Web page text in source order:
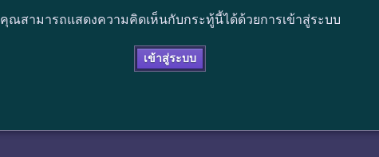
คุณสามารถแสดงความคิดเห็นกับกระทู้นี้ได้ด้วยการเข้าสู่ระบบ
เข้าสู่ระบบ